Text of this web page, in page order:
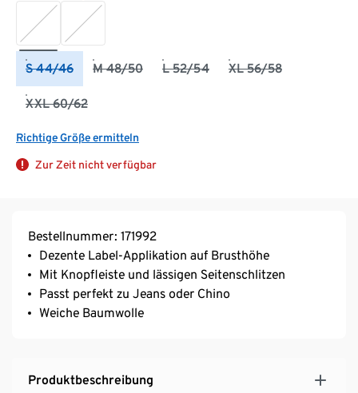
S 44/46 M 48/50 L 52/54 XL 56/58
XXL 60/62
Richtige Größe ermitteln
Zur Zeit nicht verfügbar
Bestellnummer: 171992
Dezente Label-Applikation auf Brusthöhe
Mit Knopfleiste und lässigen Seitenschlitzen
Passt perfekt zu Jeans oder Chino
Weiche Baumwolle
Produktbeschreibung